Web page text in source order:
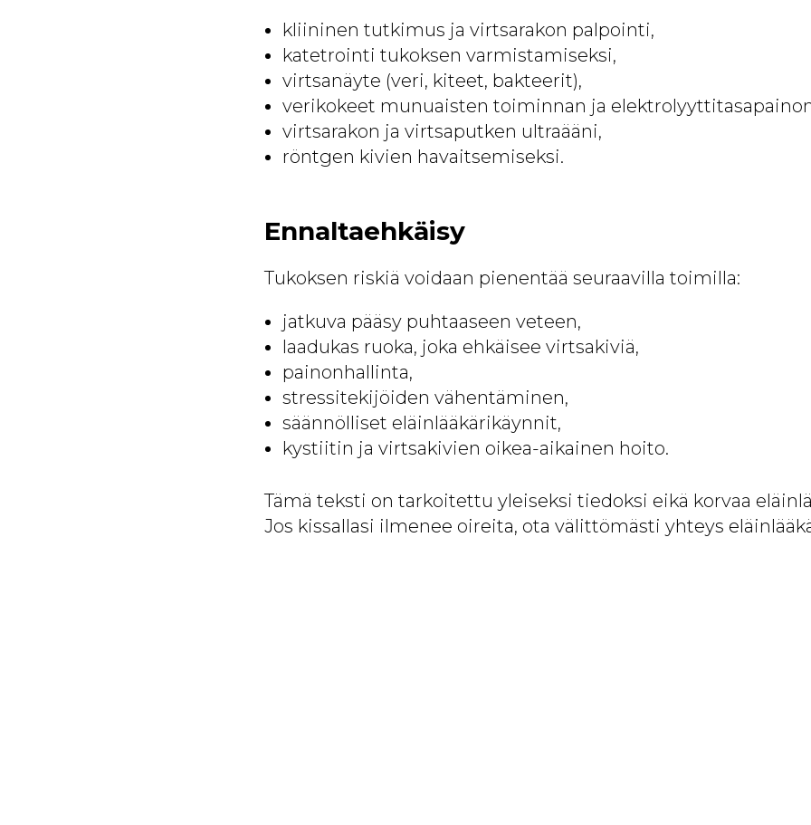
kliininen tutkimus ja virtsarakon palpointi,
katetrointi tukoksen varmistamiseksi,
virtsanäyte (veri, kiteet, bakteerit),
verikokeet munuaisten toiminnan ja
virtsarakon ja virtsaputken ultraääni,
röntgen kivien havaitsemiseksi.
Ennaltaehkäisy
Tukoksen riskiä voidaan pienentää seuraavilla toimilla:
jatkuva pääsy puhtaaseen veteen,
laadukas ruoka, joka ehkäisee virtsakiviä,
painonhallinta,
stressitekijöiden vähentäminen,
säännölliset eläinlääkärikäynnit,
kystiitin ja virtsakivien oikea-aikainen hoito.
Tämä teksti on tarkoitettu yleiseksi tiedoksi eikä korvaa
Jos kissallasi ilmenee oireita, ota välittömästi yhteys